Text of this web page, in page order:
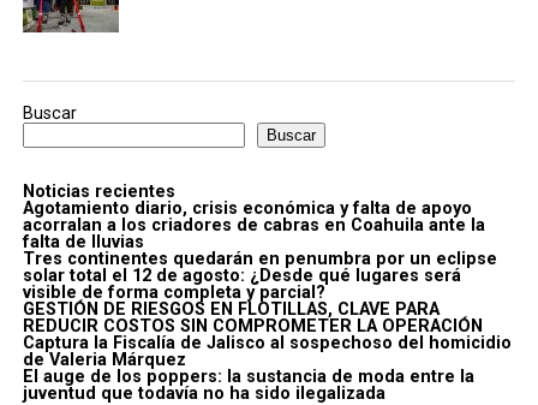
Buscar
Buscar
Noticias recientes
Agotamiento diario, crisis económica y falta de apoyo
acorralan a los criadores de cabras en Coahuila ante la
falta de lluvias
Tres continentes quedarán en penumbra por un eclipse
solar total el 12 de agosto: ¿Desde qué lugares será
visible de forma completa y parcial?
GESTIÓN DE RIESGOS EN FLOTILLAS, CLAVE PARA
REDUCIR COSTOS SIN COMPROMETER LA OPERACIÓN
Captura la Fiscalía de Jalisco al sospechoso del homicidio
de Valeria Márquez
El auge de los poppers: la sustancia de moda entre la
juventud que todavía no ha sido ilegalizada